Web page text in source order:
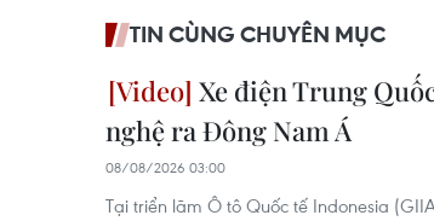
TIN CÙNG CHUYÊN MỤC
Xe điện Trung
nghệ ra Đông Nam Á
08/08/2026 03:00
Tại triển lãm Ô tô Quốc tế Indonesia